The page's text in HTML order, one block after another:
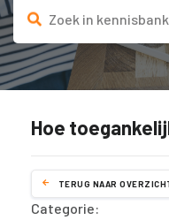
Hoe
TERUG NAAR
Categorie: